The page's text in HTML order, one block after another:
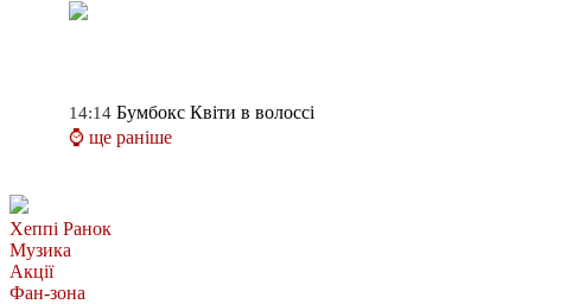
14:14 Бумбокс Квіти в волоссі
⌚ ще раніше
Хеппі Ранок
Музика
Акції
Фан-зона